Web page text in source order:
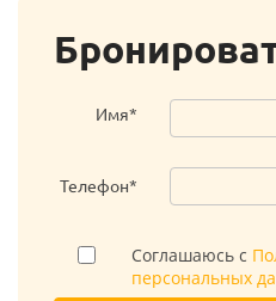
Имя*
Телефон*
Соглашаюсь с
персональных